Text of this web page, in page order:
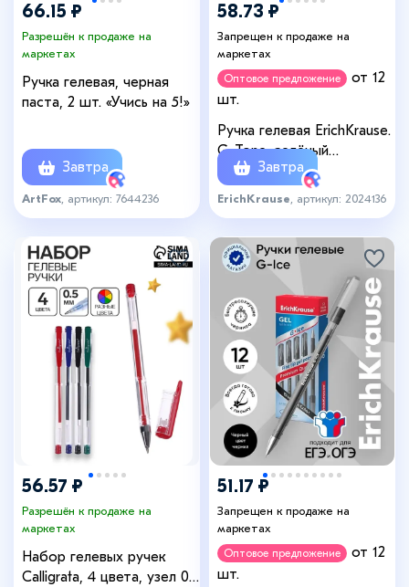
66.15 ₽
Разрешён к продаже на
маркетах
Ручка гелевая, черная
паста, 2 шт. «Учись на 5!»
Завтра
ArtFox , артикул: 7644236
58.73 ₽
Запрещен к продаже на
маркетах
Оптовое предложение
от 12
шт.
Ручка гелевая ErichKrause.
G-Tone, зелёный
стержень, узел 0.5 мм
Завтра
ErichKrause , артикул: 2024136
56.57 ₽
Разрешён к продаже на
маркетах
Набор гелевых ручек
Calligrata, 4 цвета, узел 0.5
51.17 ₽
Запрещен к продаже на
маркетах
Оптовое предложение
от 12
шт.